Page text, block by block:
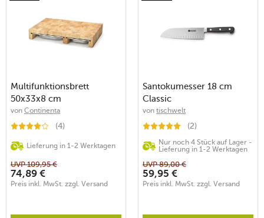
Multifunktionsbrett
50x33x8 cm
Gummibaum-Stirnholz
von Continenta
(4)
Lieferung in 1-2 Werktagen
UVP109,95 €
74,89 €
Preis inkl. MwSt. zzgl. Versand
Santokumesser 18 cm
Classic
von tischwelt
(2)
Nur noch 4 Stück auf Lager -
Lieferung in 1-2 Werktagen
UVP89,00 €
59,95 €
Preis inkl. MwSt. zzgl. Versand